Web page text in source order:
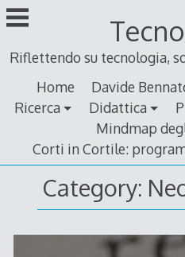
Skip
to
Riflettendo su tecnologia,
Home
Davide
Ricerca
Didattica
Mindmap
Corti in Cortile:
Category: